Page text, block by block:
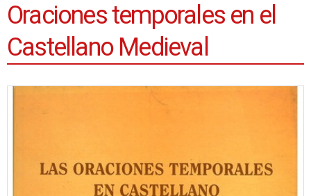
Oraciones temporales en el
Castellano Medieval